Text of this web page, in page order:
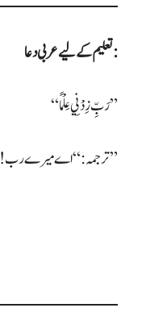
تعلیم کے لیے عربی دعا:
“رَبِّ زِدْنِي عِلْمًا”
ترجمہ: “اے میرے رب! میرے علم میں اضافہ فرما۔”